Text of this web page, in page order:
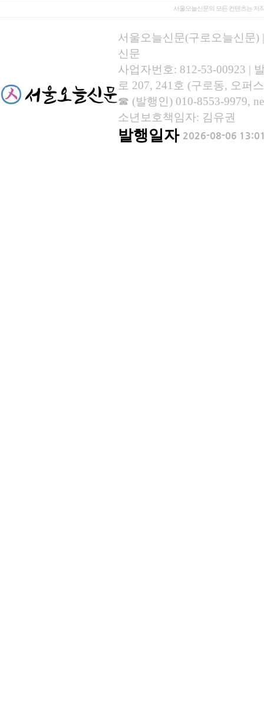
서울오늘신문의 모든 컨텐츠는 저
서울오늘신문(구로오늘신문)
신문
사업자번호: 812-53-00923 |
로 207, 241호 (구로동, 오퍼
☎ (발행인) 010-8553-9979,
소년보호책임자: 김유권
발행일자